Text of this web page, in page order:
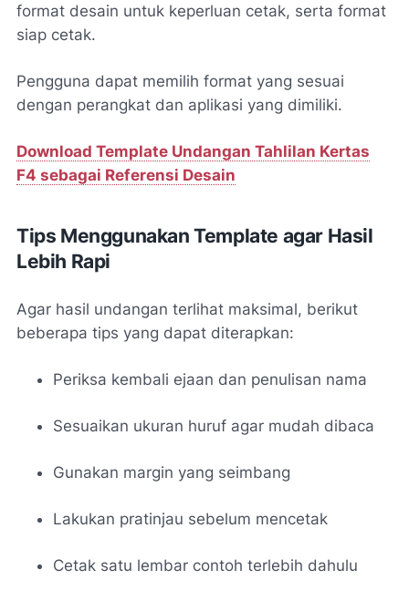
format desain untuk keperluan cetak, serta format
siap cetak.
Pengguna dapat memilih format yang sesuai
dengan perangkat dan aplikasi yang dimiliki.
Download Template Undangan Tahlilan Kertas
F4 sebagai Referensi Desain
Tips Menggunakan Template agar Hasil
Lebih Rapi
Agar hasil undangan terlihat maksimal, berikut
beberapa tips yang dapat diterapkan:
Periksa kembali ejaan dan penulisan nama
Sesuaikan ukuran huruf agar mudah dibaca
Gunakan margin yang seimbang
Lakukan pratinjau sebelum mencetak
Cetak satu lembar contoh terlebih dahulu